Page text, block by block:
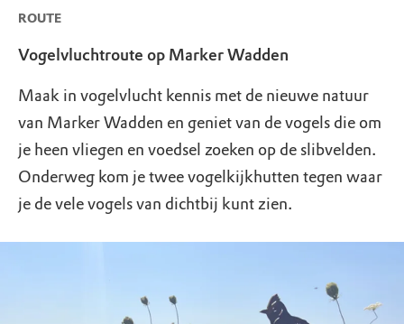
ROUTE
Vogelvluchtroute op Marker Wadden
Maak in vogelvlucht kennis met de nieuwe natuur
van Marker Wadden en geniet van de vogels die om
je heen vliegen en voedsel zoeken op de slibvelden.
Onderweg kom je twee vogelkijkhutten tegen waar
je de vele vogels van dichtbij kunt zien.